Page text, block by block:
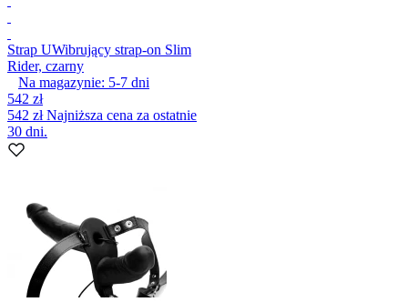
Strap UWibrujący strap-on Slim
Rider, czarny
Na magazynie: 5-7 dni
542 zł
542 złNajniższa cena za ostatnie
30 dni.